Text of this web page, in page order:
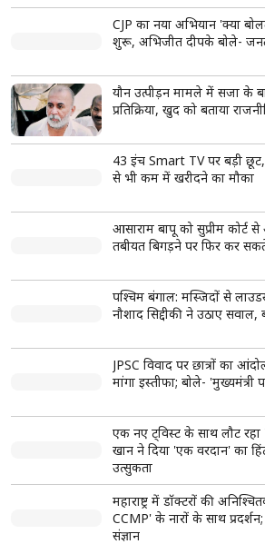
रोज़ सुबह पिएं सूखे आंवले और जीरे
होंगे ये 6 चमत्कारी बदलाव!
आंवला-जीरा पानी पाचन और इम्यूनिटी बढ़ाता
आंवला में विटामिन C होता है
read more
छात्र आंदोलन पर बदला RSS
Gen Z सबसे ईमानदार और
अतीक अहमद के परिवार पर
छोटे बेटे अबान की सड़क हादसे
और फिर बिखरते कुनबे की पूरी
8वें वेतन आयोग से पहले
3% बढ़ोतरी लगभग तय;
उम्मीद